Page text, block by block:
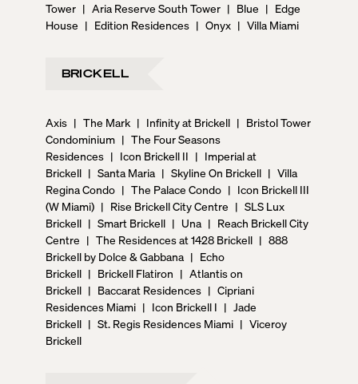
Tower | Aria Reserve South Tower | Blue | Edge
House | Edition Residences | Onyx | Villa Miami
BRICKELL
Axis | The Mark | Infinity at Brickell | Bristol Tower
Condominium | The Four Seasons
Residences | Icon Brickell II | Imperial at
Brickell | Santa Maria | Skyline On Brickell | Villa
Regina Condo | The Palace Condo | Icon Brickell III
(W Miami) | Rise Brickell City Centre | SLS Lux
Brickell | Smart Brickell | Una | Reach Brickell City
Centre | The Residences at 1428 Brickell | 888
Brickell by Dolce & Gabbana | Echo
Brickell | Brickell Flatiron | Atlantis on
Brickell | Baccarat Residences | Cipriani
Residences Miami | Icon Brickell I | Jade
Brickell | St. Regis Residences Miami | Viceroy
Brickell